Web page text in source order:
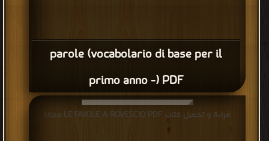
parole (vocabolario di base per il
primo anno -) PDF
قراءة و تحميل كتاب LE FAVOLE A ROVESCIO PDF مجانا